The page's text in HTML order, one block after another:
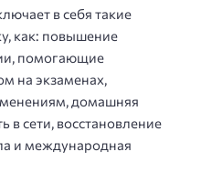
в себя такие
как: повышение
помогающие
на экзаменах,
домашняя
в сети, восстановление
и международная